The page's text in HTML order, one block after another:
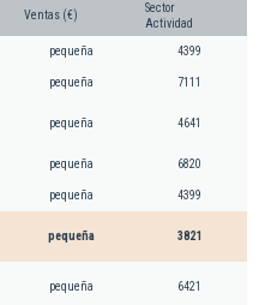
Ventas (€)
Sector
Actividad
pequeña 4399
pequeña 7111
pequeña 4641
pequeña 6820
pequeña 4399
pequeña 3821
pequeña 6421